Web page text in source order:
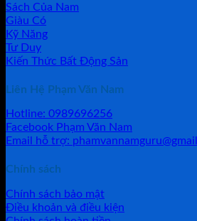
Sách Của Nam
Giàu Có
Kỹ Năng
Tư Duy
Kiến Thức Bất Động Sản
Liên Hệ Phạm Văn Nam
Hotline: 0989696256
Facebook Phạm Văn Nam
Email hỗ trợ:
Chính sách
Chính sách bảo mật
Điều khoản và điều kiện